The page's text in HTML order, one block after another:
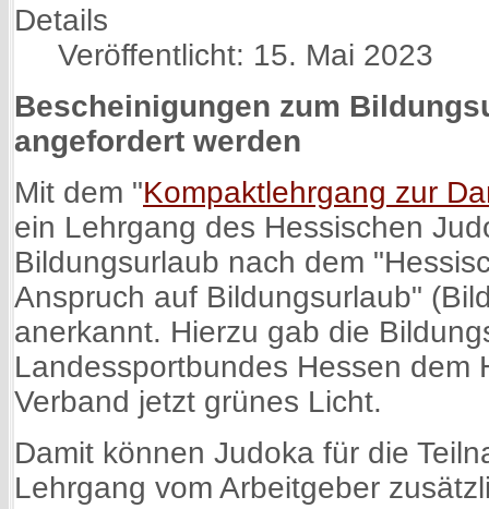
Details
Veröffentlicht: 15. Mai 2023
Bescheinigungen zum
angefordert werden
Mit dem "Kompaktlehrgang zur
ein Lehrgang des Hessischen
Bildungsurlaub nach dem
Anspruch auf Bildungsurlaub"
anerkannt. Hierzu gab die
Landessportbundes Hessen dem
Verband jetzt grünes Licht.
Damit können Judoka für die
Lehrgang vom Arbeitgeber